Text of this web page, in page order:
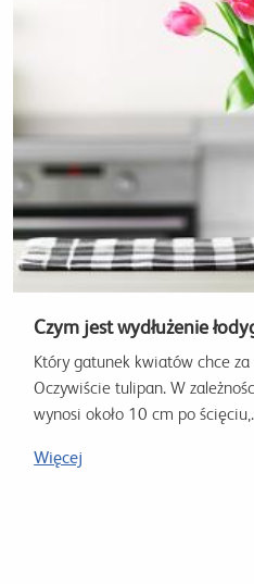
Czym jest wydłużenie
Który gatunek kwiatów chce za
Oczywiście tulipan. W
wynosi około 10 cm po
Więcej